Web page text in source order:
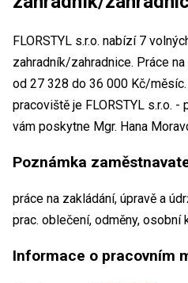
FLORSTYL s.r.o. nabízí 7
zahradník/zahradnice. Práce
od 27 328 do 36 000 Kč/
pracoviště je FLORSTYL s.r.o.
vám poskytne Mgr. Hana
Poznámka
práce na zakládání, úpravě a
prac. oblečení, odměny,
Informace o pracovním